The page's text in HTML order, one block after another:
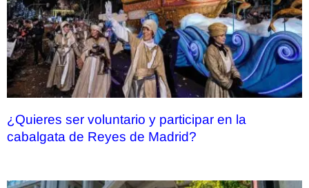
¿Quieres ser voluntario y participar en la
cabalgata de Reyes de Madrid?